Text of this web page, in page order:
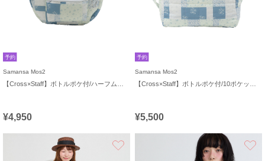
予約
Samansa Mos2
¥4,950
予約
Samansa Mos2
¥5,500